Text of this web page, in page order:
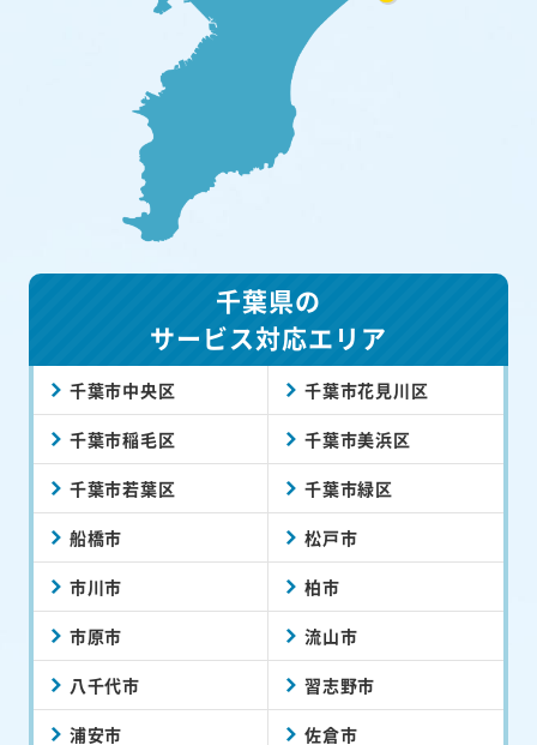
千葉県の
サービス対応エリア
千葉市中央区 千葉市花見川区
千葉市稲毛区 千葉市美浜区
千葉市若葉区 千葉市緑区
船橋市 松戸市
市川市 柏市
市原市 流山市
八千代市 習志野市
浦安市 佐倉市